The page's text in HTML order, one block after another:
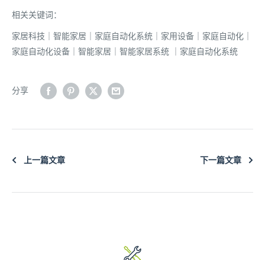
相关关键词：
家居科技｜智能家居 ｜家庭自动化系统 ｜家用设备 ｜家庭自动化
家庭自动化设备 ｜智能家居 ｜智能家居系统 ｜家庭自动化系统
分享
上一篇文章 下一篇文章